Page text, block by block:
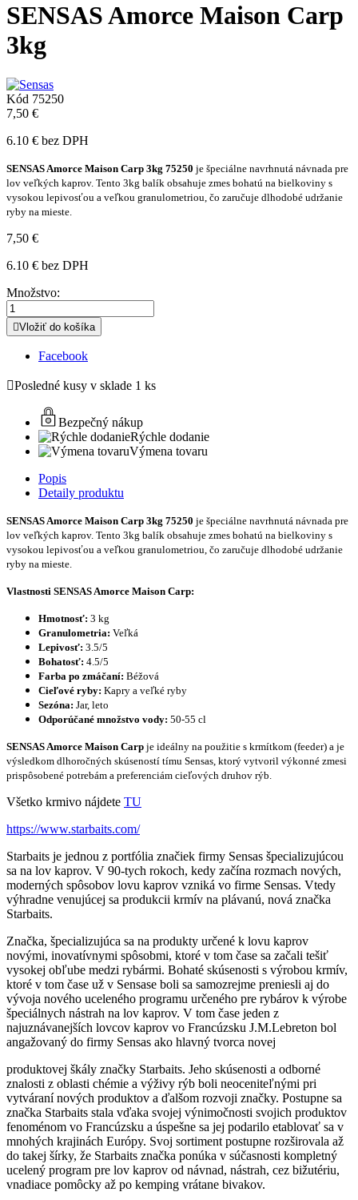
SENSAS Amorce Maison Carp
3kg
Kód 75250
7,50 €
6.10 € bez DPH
SENSAS Amorce Maison Carp 3kg 75250 je špeciálne navrhnutá návnada pre
lov veľkých kaprov. Tento 3kg balík obsahuje zmes bohatú na bielkoviny s
vysokou lepivosťou a veľkou granulometriou, čo zaručuje dlhodobé udržanie
ryby na mieste.
7,50 €
6.10 € bez DPH
Množstvo:
Vložiť do košíka
Facebook
Posledné kusy v sklade 1 ks
Bezpečný nákup
Rýchle dodanie
Výmena tovaru
Popis
Detaily produktu
SENSAS Amorce Maison Carp 3kg 75250 je špeciálne navrhnutá návnada pre
lov veľkých kaprov. Tento 3kg balík obsahuje zmes bohatú na bielkoviny s
vysokou lepivosťou a veľkou granulometriou, čo zaručuje dlhodobé udržanie
ryby na mieste.
Vlastnosti SENSAS Amorce Maison Carp:
Hmotnosť: 3 kg
Granulometria: Veľká
Lepivosť: 3.5/5
Bohatosť: 4.5/5
Farba po zmáčaní: Béžová
Cieľové ryby: Kapry a veľké ryby
Sezóna: Jar, leto
Odporúčané množstvo vody: 50-55 cl
SENSAS Amorce Maison Carp je ideálny na použitie s krmítkom (feeder) a je
výsledkom dlhoročných skúseností tímu Sensas, ktorý vytvoril výkonné zmesi
prispôsobené potrebám a preferenciám cieľových druhov rýb.
Všetko krmivo nájdete TU
https://www.starbaits.com/
Starbaits je jednou z portfólia značiek firmy Sensas špecializujúcou
sa na lov kaprov. V 90-tych rokoch, kedy začína rozmach nových,
moderných spôsobov lovu kaprov vzniká vo firme Sensas. Vtedy
výhradne venujúcej sa produkcii krmív na plávanú, nová značka
Starbaits.
Značka, špecializujúca sa na produkty určené k lovu kaprov
novými, inovatívnymi spôsobmi, ktoré v tom čase sa začali tešiť
vysokej obľube medzi rybármi. Bohaté skúsenosti s výrobou krmív,
ktoré v tom čase už v Sensase boli sa samozrejme preniesli aj do
vývoja nového uceleného programu určeného pre rybárov k výrobe
špeciálnych nástrah na lov kaprov. V tom čase jeden z
najuznávanejších lovcov kaprov vo Francúzsku J.M.Lebreton bol
angažovaný do firmy Sensas ako hlavný tvorca novej
produktovej škály značky Starbaits. Jeho skúsenosti a odborné
znalosti z oblasti chémie a výživy rýb boli neoceniteľnými pri
vytváraní nových produktov a ďalšom rozvoji značky. Postupne sa
značka Starbaits stala vďaka svojej výnimočnosti svojich produktov
fenoménom vo Francúzsku a úspešne sa jej podarilo etablovať sa v
mnohých krajinách Európy. Svoj sortiment postupne rozširovala až
do takej šírky, že Starbaits značka ponúka v súčasnosti kompletný
ucelený program pre lov kaprov od návnad, nástrah, cez bižutériu,
vnadiace pomôcky až po kemping vrátane bivakov.